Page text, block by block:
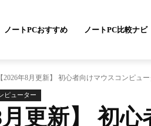
ノートPCおすすめ ノートPC比較ナビ
【2026年8月更新】 初心者向けマウスコンピュ
ピューター
月更新】 初